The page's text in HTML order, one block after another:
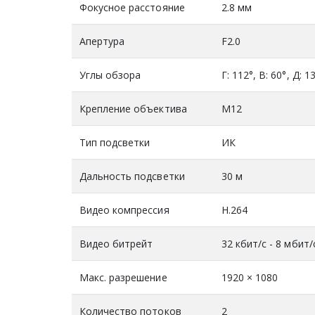
Фокусное расстояние 2.8 мм
Апертура F2.0
Углы обзора Г: 112°, В: 60°, Д:
Крепление объектива M12
Тип подсветки ИК
Дальность подсветки 30 м
Видео компрессия H.264
Видео битрейт 32 кбит/с - 8 мбит/
Макс. разрешение 1920 × 1080
Количество потоков 2